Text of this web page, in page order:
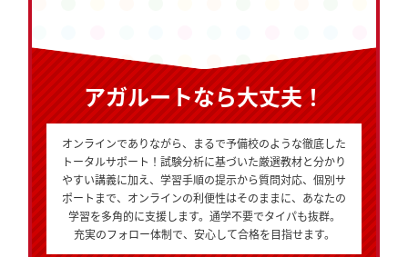
アガルートなら大丈夫！
オンラインでありながら、まるで予備校のような徹底した
トータルサポート！試験分析に基づいた厳選教材と分かり
やすい講義に加え、学習手順の提示から質問対応、個別サ
ポートまで、オンラインの利便性はそのままに、あなたの
学習を多角的に支援します。通学不要でタイパも抜群。
充実のフォロー体制で、安心して合格を目指せます。